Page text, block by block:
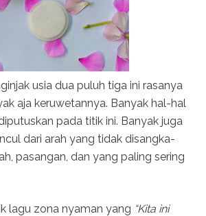
usia dua puluh tiga ini rasanya
aja keruwetannya. Banyak hal-hal
pada titik ini. Banyak juga
dari arah yang tidak disangka-
pasangan, dan yang paling sering
lagu zona nyaman yang “Kita ini